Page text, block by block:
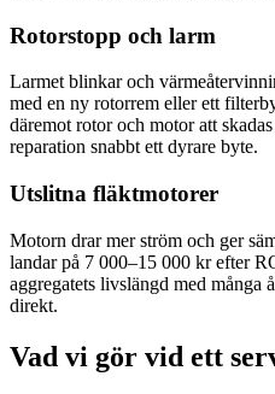
Rotorstopp och larm
Larmet blinkar och
med en ny rotorrem eller ett
däremot rotor och motor att
reparation snabbt ett dyrare byte.
Utslitna fläktmotorer
Motorn drar mer ström och ger
landar på 7 000–15 000 kr efter
aggregatets livslängd med många
direkt.
Vad vi gör vid ett